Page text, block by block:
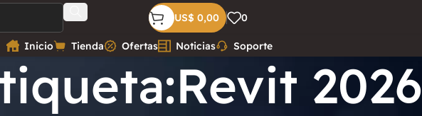
US$ 0,00 0
Inicio Tienda Ofertas Noticias Soporte
2026